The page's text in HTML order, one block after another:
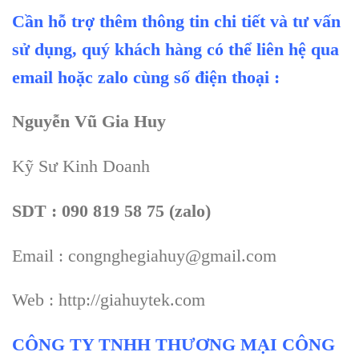
Cần hỗ trợ thêm thông tin chi tiết và tư vấn
sử dụng, quý khách hàng có thể liên hệ qua
email hoặc zalo cùng số điện thoại :
Nguyễn Vũ Gia Huy
Kỹ Sư Kinh Doanh
SDT : 090 819 58 75 (zalo)
Email : congnghegiahuy@gmail.com
Web : http://giahuytek.com
CÔNG TY TNHH THƯƠNG MẠI CÔNG